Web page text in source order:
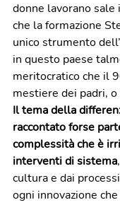
donne lavorano sale
che la formazione
unico strumento
in questo paese
meritocratico che il
mestiere dei padri,
Il tema della
raccontato forse
complessità che è
interventi di sistema
cultura e dai
ogni innovazione